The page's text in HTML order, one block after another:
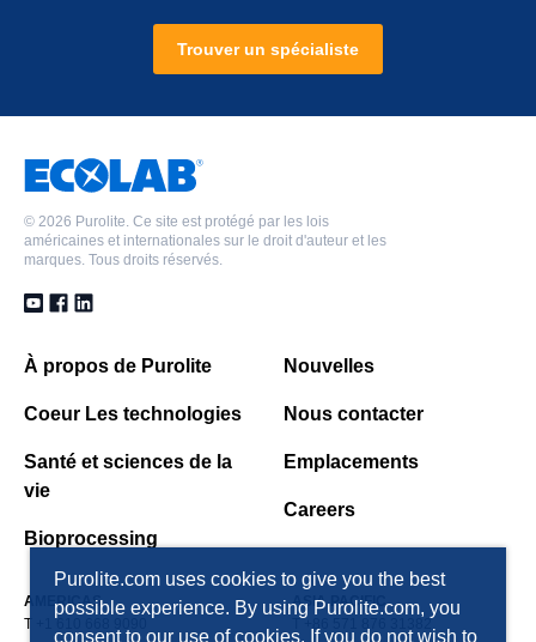
Purolite.com uses cookies to give you the best
possible experience. By using Purolite.com, you
consent to our use of cookies. If you do not wish to
Trouver un spécialiste
© 2026 Purolite. Ce site est protégé par les lois
américaines et internationales sur le droit d'auteur et les
marques. Tous droits réservés.
À propos de Purolite
Coeur Les technologies
Santé et sciences de la
vie
Bioprocessing
Nouvelles
Nous contacter
Emplacements
Careers
AMERICAS
T +1 610 668 9090
ASIA PACIFIC